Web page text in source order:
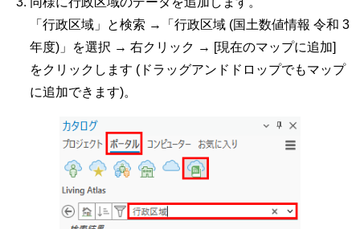
「行政区域」と検索 →「行政区域 (国土数値情報 令和 3
年度)」を選択 → 右クリック → [現在のマップに追加]
をクリックします (ドラッグアンドドロップでもマップ
に追加できます)。